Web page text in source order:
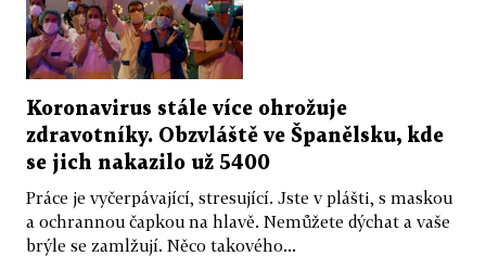
Koronavirus stále více ohrožuje
zdravotníky. Obzvláště ve Španělsku, kde
se jich nakazilo už 5400
Práce je vyčerpávající, stresující. Jste v plášti, s maskou
a ochrannou čapkou na hlavě. Nemůžete dýchat a vaše
brýle se zamlžují. Něco takového...